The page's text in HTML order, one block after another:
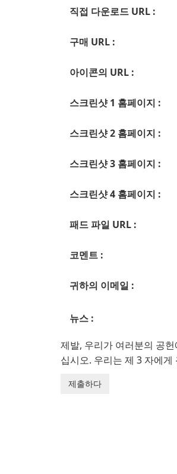
직접 다운로드 URL :
구매 URL :
아이콘의 URL :
스크린샷 1 홈페이지 :
스크린샷 2 홈페이지 :
스크린샷 3 홈페이지 :
스크린샷 4 홈페이지 :
패드 파일 URL :
코멘트 :
귀하의 이메일 :
뉴스 :
제발, 우리가 여러분의 공
십시오. 우리는 제 3 자에